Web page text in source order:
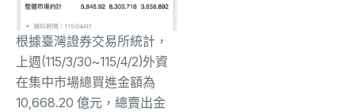
根據臺灣證券交易所統計，
上週(115/3/30~115/4/2)外資
在集中市場總買進金額為
10,668.20 億元，總賣出金